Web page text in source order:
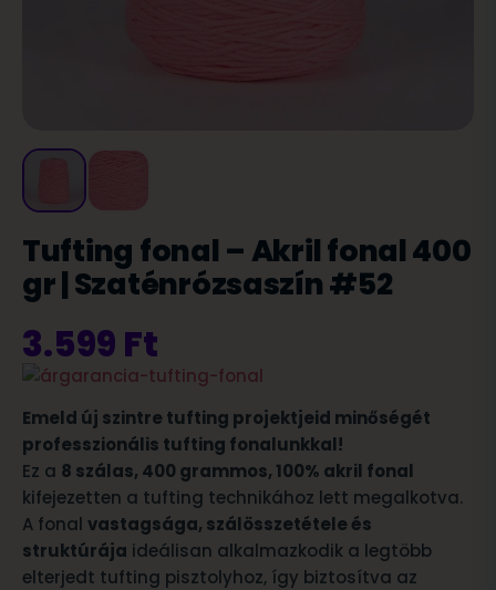
Tufting fonal – Akril fonal 400
gr | Szaténrózsaszín #52
3.599 Ft
Emeld új szintre tufting projektjeid minőségét
professzionális tufting fonalunkkal!
Ez a 8 szálas, 400 grammos, 100% akril fonal
kifejezetten a tufting technikához lett megalkotva.
A fonal vastagsága, szálösszetétele és
struktúrája ideálisan alkalmazkodik a legtöbb
elterjedt tufting pisztolyhoz, így biztosítva az